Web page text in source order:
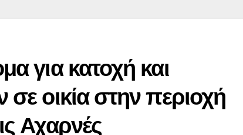
για κατοχή και
οικία στην περιοχή
Αχαρνές